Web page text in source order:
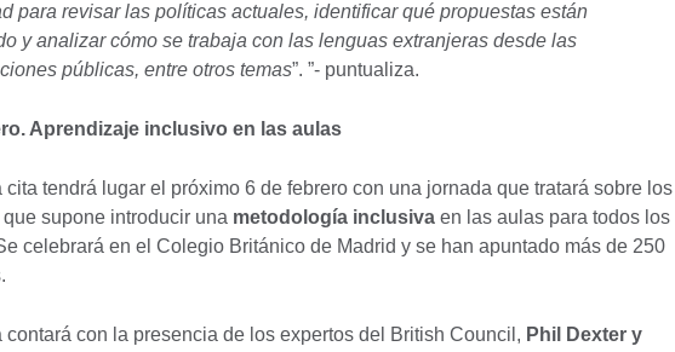
para revisar las políticas actuales, identificar qué propuestas están
y analizar cómo se trabaja con las lenguas extranjeras desde las
públicas, entre otros temas”. ”- puntualiza.
Aprendizaje inclusivo en las aulas
cita tendrá lugar el próximo 6 de febrero con una jornada que tratará sobre los
supone introducir una metodología inclusiva en las aulas para todos los
celebrará en el Colegio Británico de Madrid y se han apuntado más de 250
contará con la presencia de los expertos del British Council, Phil Dexter y